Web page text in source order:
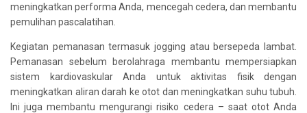
meningkatkan performa Anda, mencegah cedera, dan membantu
pemulihan pascalatihan.
Kegiatan pemanasan termasuk jogging atau bersepeda lambat.
Pemanasan sebelum berolahraga membantu mempersiapkan
sistem kardiovaskular Anda untuk aktivitas fisik dengan
meningkatkan aliran darah ke otot dan meningkatkan suhu tubuh.
Ini juga membantu mengurangi risiko cedera – saat otot Anda